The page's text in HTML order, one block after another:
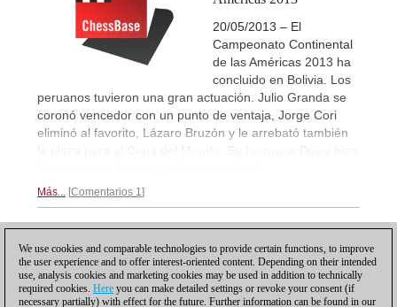
20/05/2013 – El
Campeonato Continental
de las Américas 2013 ha
concluido en Bolivia. Los
peruanos tuvieron una gran actuación. Julio Granda se
coronó vencedor con un punto de ventaja, Jorge Cori
eliminó al favorito, Lázaro Bruzón y le arrebató también
la plaza para el Copa del Mundo. Su hermana Deysi hizo
Más... Comentarios 1
We use cookies and comparable technologies to provide certain functions, to improve
the user experience and to offer interest-oriented content. Depending on their intended
use, analysis cookies and marketing cookies may be used in addition to technically
required cookies. Here you can make detailed settings or revoke your consent (if
necessary partially) with effect for the future. Further information can be found in our